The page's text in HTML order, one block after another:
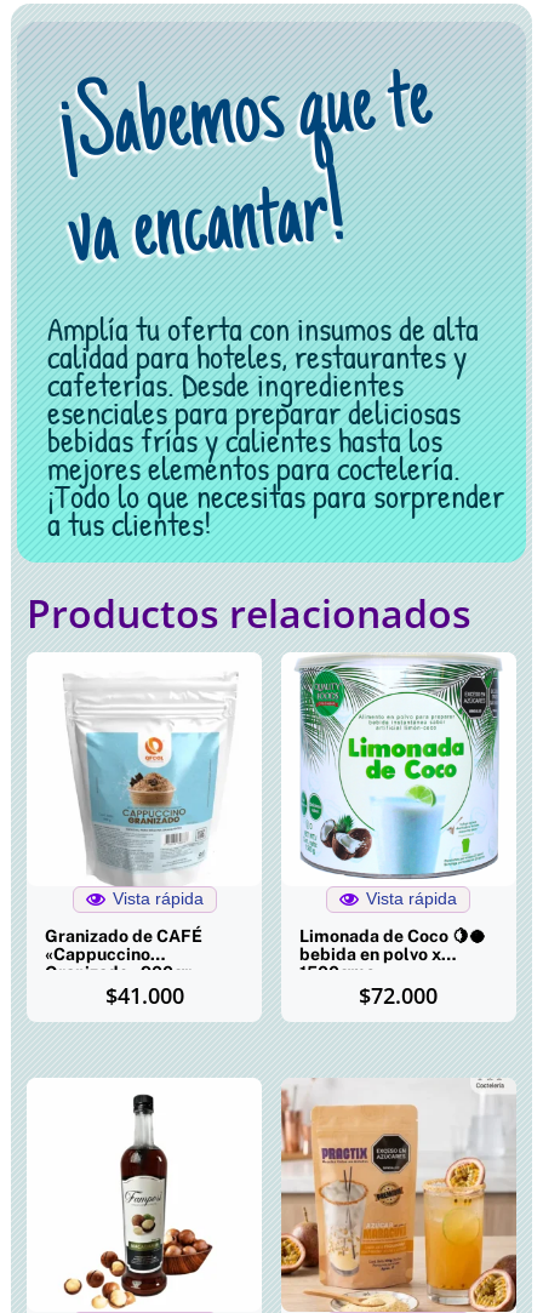
¡
Sa
be
mos q
ue te
va e
nca
ntar!
Amplía tu oferta con insumos de alta
calidad para hoteles, restaurantes y
cafeterías. Desde ingredientes
esenciales para preparar deliciosas
bebidas frías y calientes hasta los
mejores elementos para coctelería.
¡Todo lo que necesitas para sorprender
a tus clientes!
Productos relacionados
Vista rápida
Granizado de CAFÉ
«Cappuccino
Granizado» 900gr
$41.000
Vista rápida
Limonada de Coco 🍋🥥
bebida en polvo x
1500gms
$72.000